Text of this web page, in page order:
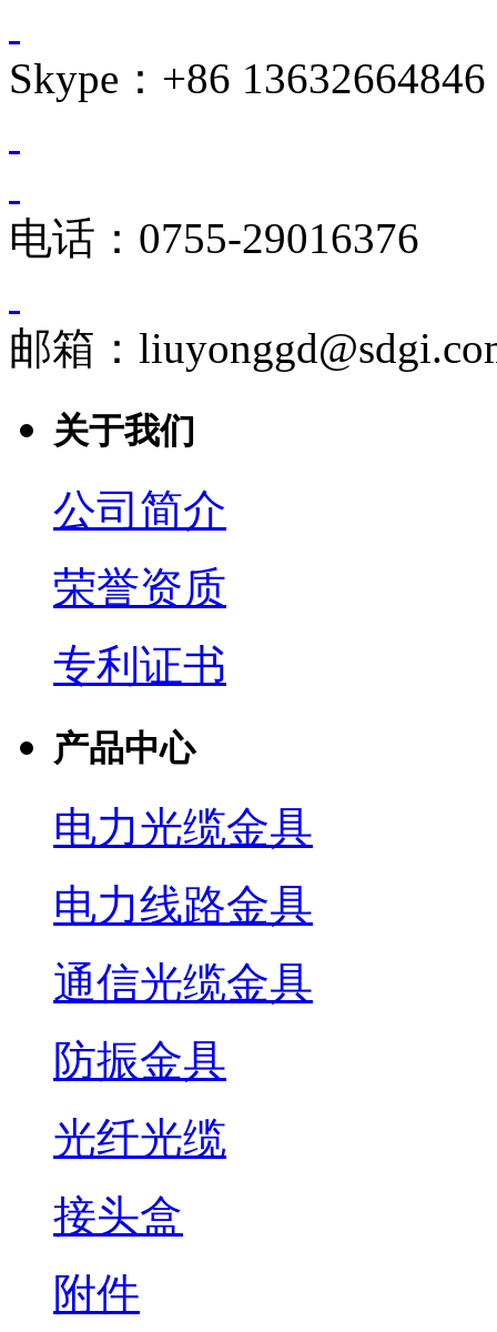
Skype：+86 13632664846
电话：0755-29016376
邮箱：
关于我们
公司简介
荣誉资质
专利证书
产品中心
电力光缆金具
电力线路金具
通信光缆金具
防振金具
光纤光缆
接头盒
附件